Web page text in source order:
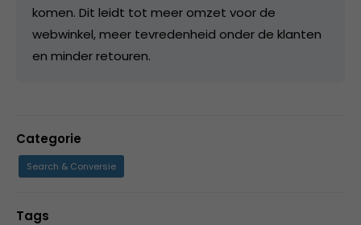
komen. Dit leidt tot meer omzet voor de
webwinkel, meer tevredenheid onder de klanten
en minder retouren.
Categorie
Search & Conversie
Tags